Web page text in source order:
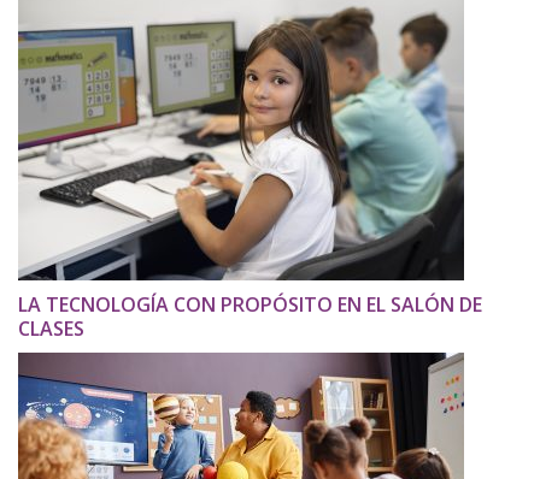
LA TECNOLOGÍA CON PROPÓSITO EN EL SALÓN DE
CLASES